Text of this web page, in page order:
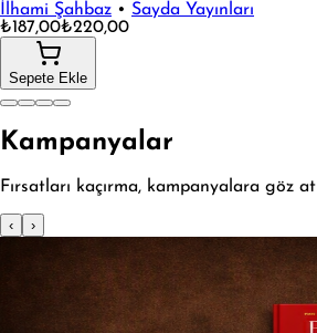
İlhami Şahbaz • Sayda Yayınları
₺187,00₺220,00
Sepete Ekle
Kampanyalar
Fırsatları kaçırma, kampanyalara göz at
‹ ›